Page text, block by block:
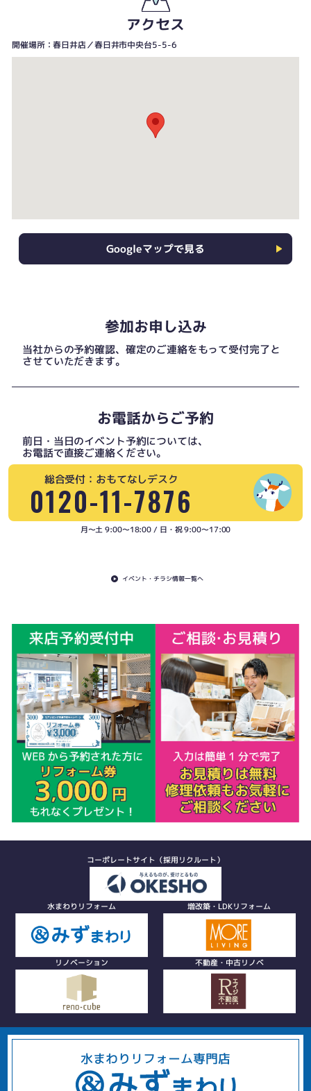
アクセス
開催場所：春日井店／春日井市中央台5-5-6
Googleマップで見る
参加お申し込み
当社からの予約確認、確定のご連絡をもって受付完了と
させていただきます。
お電話からご予約
前日・当日のイベント予約については、
お電話で直接ご連絡ください。
総合受付：おもてなしデスク
0120-11-7876
月〜土 9:00〜18:00 / 日・祝 9:00〜17:00
イベント・チラシ情報一覧へ
コーポレートサイト（採用リクルート）
水まわりリフォーム 増改築・LDKリフォーム
リノベーション 不動産・中古リノベ
水まわりリフォーム専門店